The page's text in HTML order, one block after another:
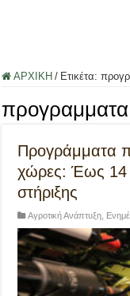
ΑΡΧΙΚΗ / Ετικέτα:
Προγράμματα
χώρες: Έως 14
στήριξης
Αγροτική Ανάπτυξη